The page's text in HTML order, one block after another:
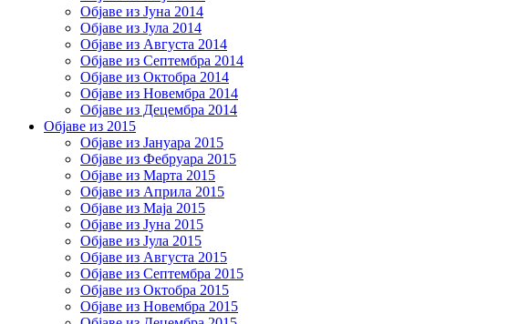
Објаве из Јуна 2014
Објаве из Јула 2014
Објаве из Августа 2014
Објаве из Септембра 2014
Објаве из Октобра 2014
Објаве из Новембра 2014
Објаве из Децембра 2014
Објаве из 2015
Објаве из Јануара 2015
Објаве из Фебруара 2015
Објаве из Марта 2015
Објаве из Априла 2015
Објаве из Маја 2015
Објаве из Јуна 2015
Објаве из Јула 2015
Објаве из Августа 2015
Објаве из Септембра 2015
Објаве из Октобра 2015
Објаве из Новембра 2015